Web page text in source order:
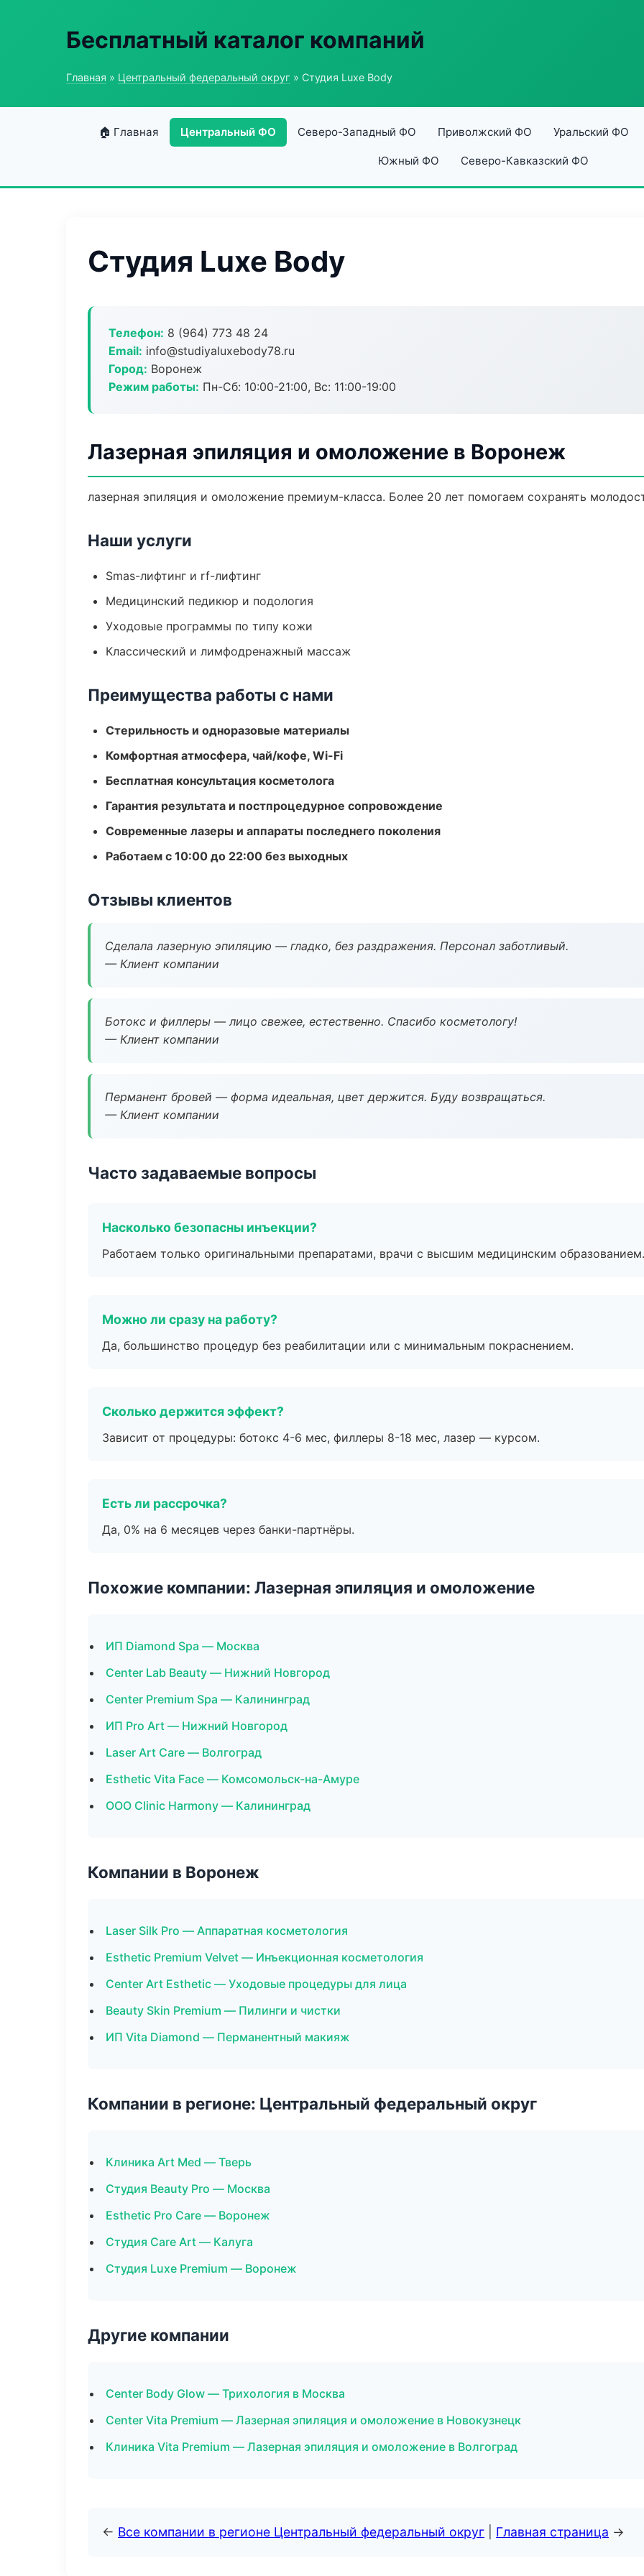
Бесплатный каталог компаний
Главная » Центральный федеральный округ » Студия Luxe Body
🏠 Главная Центральный ФО Северо-Западный ФО Приволжский ФО Уральский ФО
Южный ФО Северо-Кавказский ФО
Студия Luxe Body
Телефон: 8 (964) 773 48 24
Email: info@studiyaluxebody78.ru
Город: Воронеж
Режим работы: Пн-Сб: 10:00-21:00, Вс: 11:00-19:00
Лазерная эпиляция и омоложение в Воронеж
лазерная эпиляция и омоложение премиум-класса. Более 20 лет помогаем сохранять
Наши услуги
Smas-лифтинг и rf-лифтинг
Медицинский педикюр и подология
Уходовые программы по типу кожи
Классический и лимфодренажный массаж
Преимущества работы с нами
Стерильность и одноразовые материалы
Комфортная атмосфера, чай/кофе, Wi-Fi
Бесплатная консультация косметолога
Гарантия результата и постпроцедурное сопровождение
Современные лазеры и аппараты последнего поколения
Работаем с 10:00 до 22:00 без выходных
Отзывы клиентов
Сделала лазерную эпиляцию — гладко, без раздражения. Персонал заботливый.
— Клиент компании
Ботокс и филлеры — лицо свежее, естественно. Спасибо косметологу!
— Клиент компании
Перманент бровей — форма идеальная, цвет держится. Буду возвращаться.
— Клиент компании
Часто задаваемые вопросы
Насколько безопасны инъекции?
Работаем только оригинальными препаратами, врачи с высшим медицинским образованием.
Можно ли сразу на работу?
Да, большинство процедур без реабилитации или с минимальным покраснением.
Сколько держится эффект?
Зависит от процедуры: ботокс 4-6 мес, филлеры 8-18 мес, лазер — курсом.
Есть ли рассрочка?
Да, 0% на 6 месяцев через банки-партнёры.
Похожие компании: Лазерная эпиляция и омоложение
ИП Diamond Spa — Москва
Center Lab Beauty — Нижний Новгород
Center Premium Spa — Калининград
ИП Pro Art — Нижний Новгород
Laser Art Care — Волгоград
Esthetic Vita Face — Комсомольск-на-Амуре
ООО Clinic Harmony — Калининград
Компании в Воронеж
Laser Silk Pro — Аппаратная косметология
Esthetic Premium Velvet — Инъекционная косметология
Center Art Esthetic — Уходовые процедуры для лица
Beauty Skin Premium — Пилинги и чистки
ИП Vita Diamond — Перманентный макияж
Компании в регионе: Центральный федеральный округ
Клиника Art Med — Тверь
Студия Beauty Pro — Москва
Esthetic Pro Care — Воронеж
Студия Care Art — Калуга
Студия Luxe Premium — Воронеж
Другие компании
Center Body Glow — Трихология в Москва
Center Vita Premium — Лазерная эпиляция и омоложение в Новокузнецк
Клиника Vita Premium — Лазерная эпиляция и омоложение в Волгоград
← Все компании в регионе Центральный федеральный округ Главная страница →